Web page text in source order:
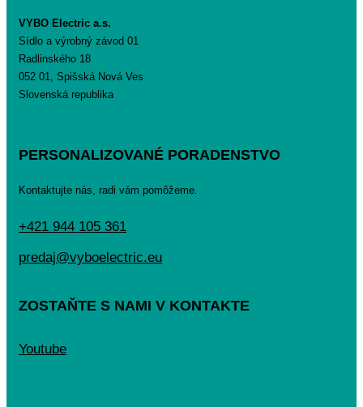
VYBO Electric a.s.
Sídlo a výrobný závod 01
Radlinského 18
052 01, Spišská Nová Ves
Slovenská republika
PERSONALIZOVANÉ PORADENSTVO
Kontaktujte nás, radi vám pomôžeme.
+421 944 105 361
predaj@vyboelectric.eu
ZOSTAŇTE S NAMI V KONTAKTE
Youtube